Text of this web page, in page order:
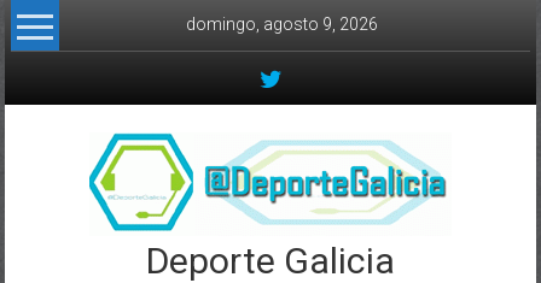
Skip to content
domingo, agosto 9, 2026
Deporte Galicia